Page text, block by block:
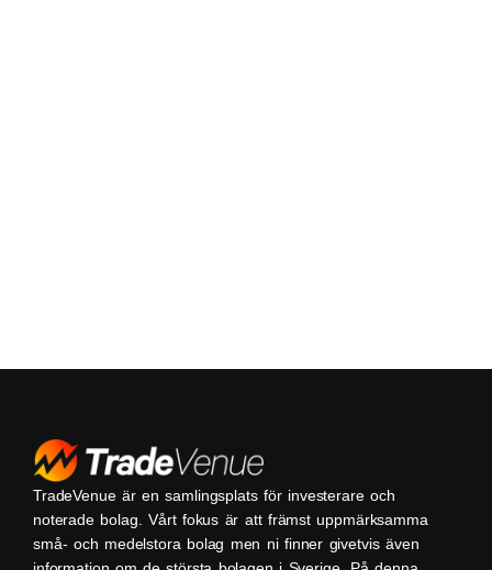
TradeVenue är en samlingsplats för investerare och
noterade bolag. Vårt fokus är att främst uppmärksamma
små- och medelstora bolag men ni finner givetvis även